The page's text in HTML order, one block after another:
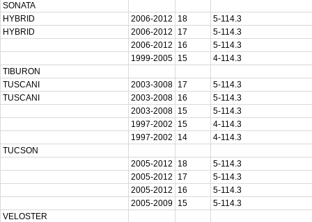
SONATA
HYBRID
2006-2012 18
5-114.3
HYBRID
2006-2012 17
5-114.3
2006-2012
16
5-114.3
1999-2005 15
4-114.3
TIBURON
TUSCANI
2003-3008 17
5-114.3
TUSCANI
2003-2008 16
5-114.3
2003-2008 15
5-114.3
1997-2002
15
4-114.3
1997-2002
14
4-114.3
TUCSON
2005-2012
18
5-114.3
2005-2012
17
5-114.3
2005-2012
16
5-114.3
2005-2009 15
5-114.3
VELOSTER